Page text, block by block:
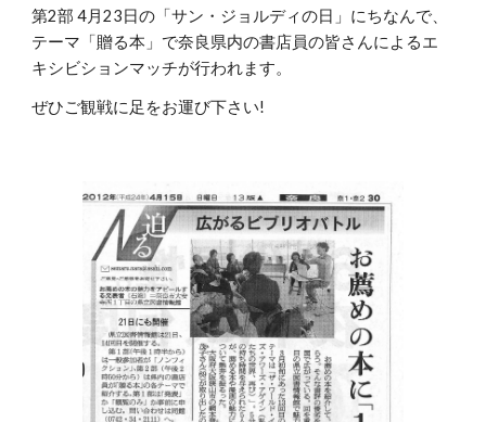
第2部 4月23日の「サン・ジョルディの日」にちなんで、
テーマ「贈る本」で奈良県内の書店員の皆さんによるエ
キシビションマッチが行われます。
ぜひご観戦に足をお運び下さい!